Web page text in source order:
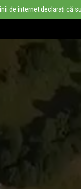
de internet declaraţi că